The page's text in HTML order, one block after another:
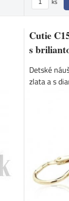
Cutie
s
Detské
zlata a s